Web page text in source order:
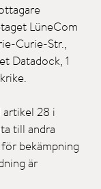
LüneCom
Curie-Str.,
Datadock, 1
28 i
till andra
bekämpning
är